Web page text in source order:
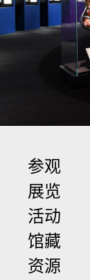
参观
展览
活动
馆藏
资源